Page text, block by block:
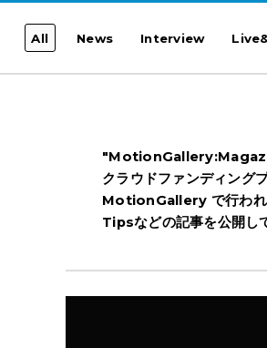
All News Interview
クラウドファンディング
MotionGallery で行われ
Tipsなどの記事を公開し